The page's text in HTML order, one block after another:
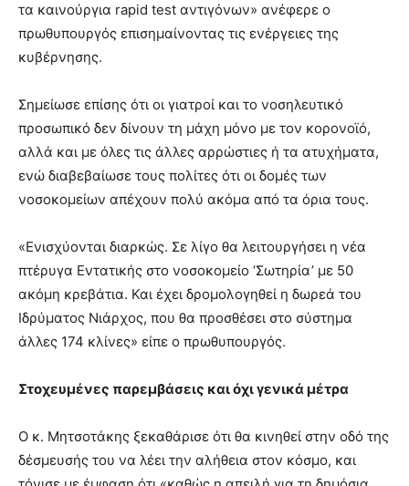
τα καινούργια rapid test αντιγόνων» ανέφερε ο
πρωθυπουργός επισημαίνοντας τις ενέργειες της
κυβέρνησης.
Σημείωσε επίσης ότι οι γιατροί και το νοσηλευτικό
προσωπικό δεν δίνουν τη μάχη μόνο με τον κορονοϊό,
αλλά και με όλες τις άλλες αρρώστιες ή τα ατυχήματα,
ενώ διαβεβαίωσε τους πολίτες ότι οι δομές των
νοσοκομείων απέχουν πολύ ακόμα από τα όρια τους.
«Ενισχύονται διαρκώς. Σε λίγο θα λειτουργήσει η νέα
πτέρυγα Εντατικής στο νοσοκομείο ‘Σωτηρία’ με 50
ακόμη κρεβάτια. Και έχει δρομολογηθεί η δωρεά του
Ιδρύματος Νιάρχος, που θα προσθέσει στο σύστημα
άλλες 174 κλίνες» είπε ο πρωθυπουργός.
Στοχευμένες παρεμβάσεις και όχι γενικά μέτρα
Ο κ. Μητσοτάκης ξεκαθάρισε ότι θα κινηθεί στην οδό της
δέσμευσής του να λέει την αλήθεια στον κόσμο, και